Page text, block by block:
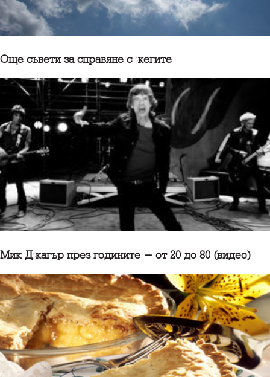
Още съвети за справяне с жегите
Мик Джагър през годините - от 20 до 80 (видео)